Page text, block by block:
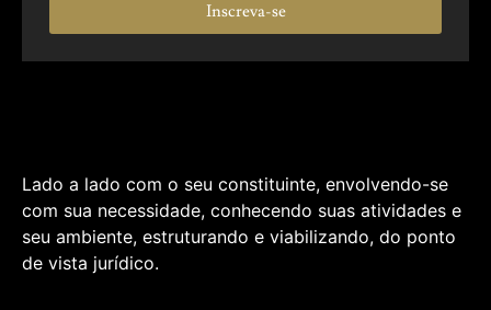
Inscreva-se
Lado a lado com o seu constituinte, envolvendo-se
com sua necessidade, conhecendo suas atividades e
seu ambiente, estruturando e viabilizando, do ponto
de vista jurídico.